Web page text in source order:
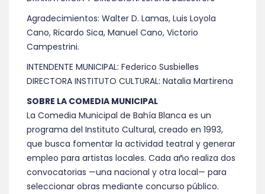
Agradecimientos: Walter D. Lamas, Luis Loyola
Cano, Ricardo Sica, Manuel Cano, Victorio
Campestrini.
INTENDENTE MUNICIPAL: Federico Susbielles
DIRECTORA INSTITUTO CULTURAL: Natalia Martirena
SOBRE LA COMEDIA MUNICIPAL
La Comedia Municipal de Bahía Blanca es un
programa del Instituto Cultural, creado en 1993,
que busca fomentar la actividad teatral y generar
empleo para artistas locales. Cada año realiza dos
convocatorias —una nacional y otra local— para
seleccionar obras mediante concurso público.